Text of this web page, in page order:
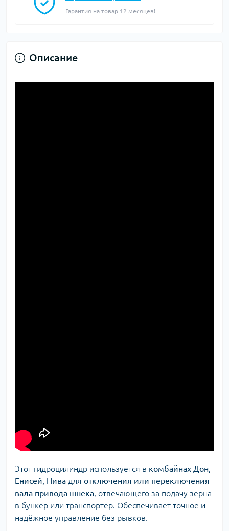
Гарантия на товар 12 месяцев!
Описание
Этот гидроцилиндр используется в комбайнах Дон,
Енисей, Нива для отключения или переключения
вала привода шнека, отвечающего за подачу зерна
в бункер или транспортер. Обеспечивает точное и
надёжное управление без рывков.